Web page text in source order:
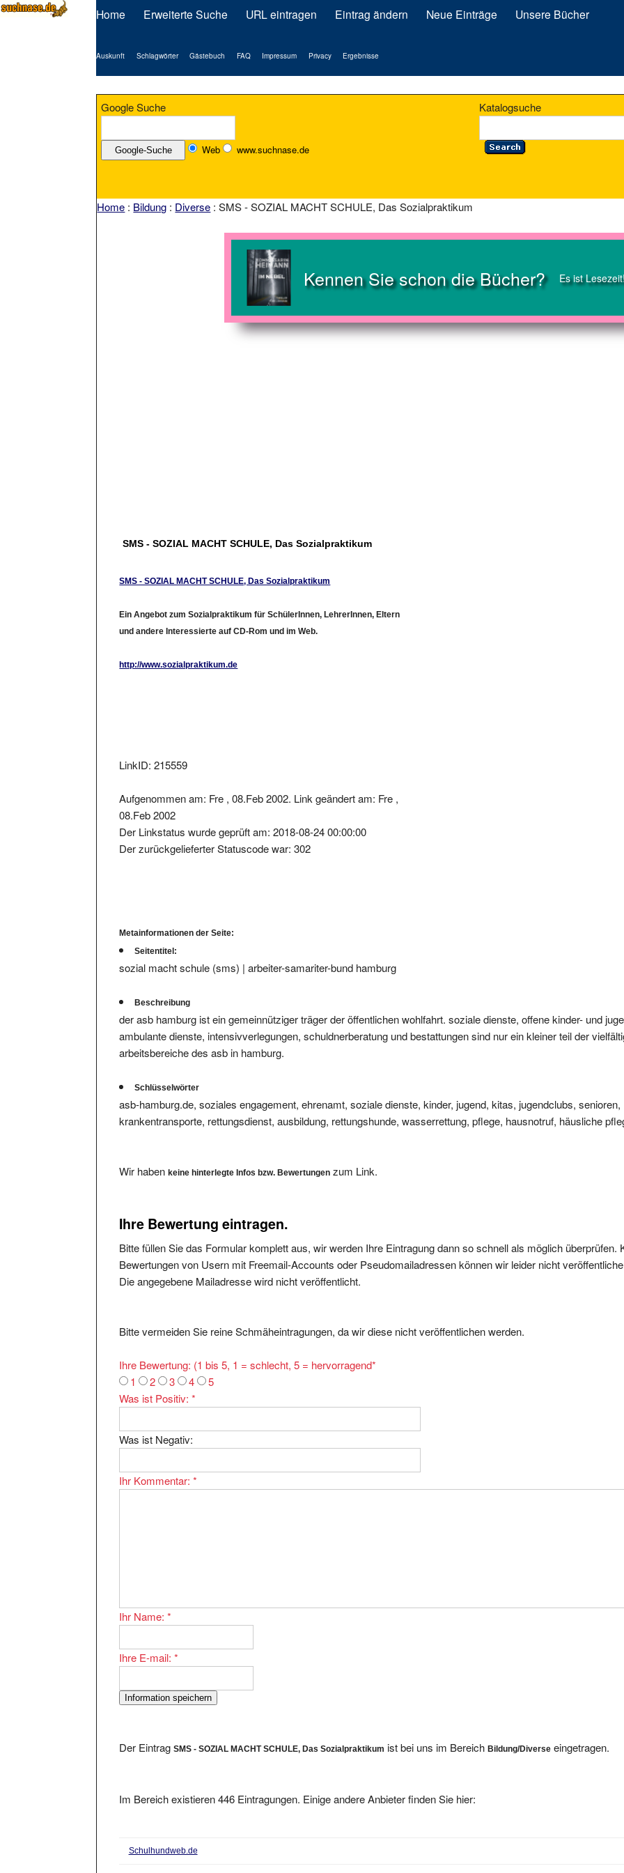
Home Erweiterte Suche URL eintragen Eintrag ändern Neue Einträge Unsere Bücher
Auskunft Schlagwörter Gästebuch FAQ Impressum Privacy Ergebnisse
Google Suche
Web www.suchnase.de
Katalogsuche
Home : Bildung : Diverse : SMS - SOZIAL MACHT SCHULE, Das Sozialpraktikum
Kennen Sie schon die Bücher? Es ist
SMS - SOZIAL MACHT SCHULE, Das Sozialpraktikum
SMS - SOZIAL MACHT SCHULE, Das Sozialpraktikum
Ein Angebot zum Sozialpraktikum für SchülerInnen, LehrerInnen, Eltern
und andere Interessierte auf CD-Rom und im Web.
http://www.sozialpraktikum.de
LinkID: 215559
Aufgenommen am: Fre , 08.Feb 2002. Link geändert am: Fre ,
08.Feb 2002
Der Linkstatus wurde geprüft am: 2018-08-24 00:00:00
Der zurückgelieferter Statuscode war: 302
Metainformationen der Seite:
Seitentitel:
sozial macht schule (sms) | arbeiter-samariter-bund hamburg
Beschreibung
der asb hamburg ist ein gemeinnütziger träger der öffentlichen wohlfahrt. soziale dienste, offene kinder- und
ambulante dienste, intensivverlegungen, schuldnerberatung und bestattungen sind nur ein kleiner teil der
arbeitsbereiche des asb in hamburg.
Schlüsselwörter
asb-hamburg.de, soziales engagement, ehrenamt, soziale dienste, kinder, jugend, kitas, jugendclubs, senioren,
krankentransporte, rettungsdienst, ausbildung, rettungshunde, wasserrettung, pflege, hausnotruf, häusliche
Wir habenkeine hinterlegte Infos bzw. Bewertungen zum Link.
Ihre Bewertung eintragen.
Bitte füllen Sie das Formular komplett aus, wir werden Ihre Eintragung dann so schnell als möglich überprüfen.
Bewertungen von Usern mit Freemail-Accounts oder Pseudomailadressen können wir leider nicht
Die angegebene Mailadresse wird nicht veröffentlicht.
Bitte vermeiden Sie reine Schmäheintragungen, da wir diese nicht veröffentlichen werden.
Ihre Bewertung: (1 bis 5, 1 = schlecht, 5 = hervorragend*
1
2 3 4
5
Was ist Positiv:*
Was ist Negativ:
Ihr Kommentar:*
Ihr Name:*
Ihre E-mail:*
Der EintragSMS - SOZIAL MACHT SCHULE, Das Sozialpraktikum ist bei uns im BereichBildung/Diverse eingetragen.
Im Bereich existieren 446 Eintragungen. Einige andere Anbieter finden Sie hier:
Schulhundweb.de